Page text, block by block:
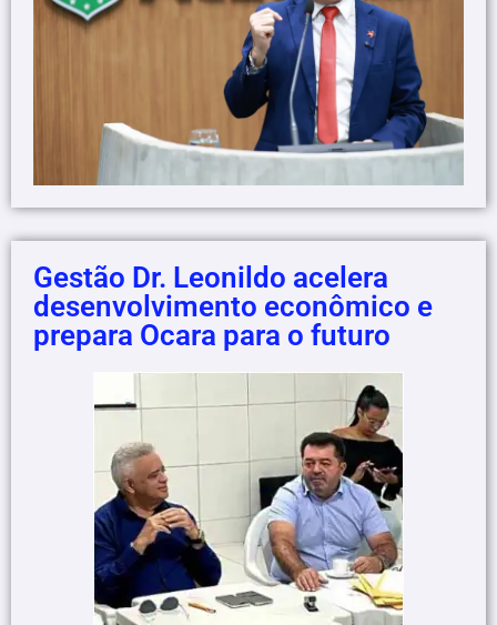
Gestão Dr. Leonildo acelera
desenvolvimento econômico e
prepara Ocara para o futuro